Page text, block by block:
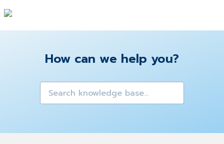
How can we help you?